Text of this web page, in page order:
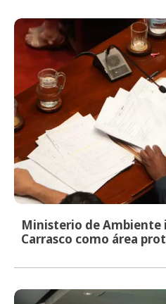
Ministerio de Ambiente
Carrasco como área